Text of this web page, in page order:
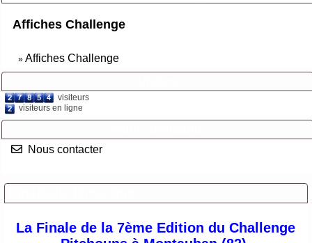
Affiches Challenge
» Affiches Challenge
visiteurs
visiteurs en ligne
Nous contacter
La Finale de la 7ème Edition du Challenge